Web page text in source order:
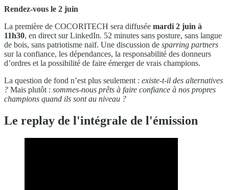
Rendez-vous le 2 juin
La première de COCORITECH sera diffusée mardi 2 juin à
11h30, en direct sur LinkedIn. 52 minutes sans posture, sans langue
de bois, sans patriotisme naïf. Une discussion de sparring partners
sur la confiance, les dépendances, la responsabilité des donneurs
d’ordres et la possibilité de faire émerger de vrais champions.
La question de fond n’est plus seulement : existe-t-il des alternatives
? Mais plutôt : sommes-nous prêts à faire confiance à nos propres
champions quand ils sont au niveau ?
Le replay de l'intégrale de l'émission